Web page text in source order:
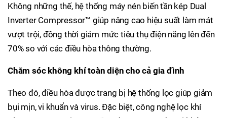
Không những thế, hệ thống máy nén biến tần kép Dual
Inverter Compressor™ giúp nâng cao hiệu suất làm mát
vượt trội, đồng thời giảm mức tiêu thụ điện năng lên đến
70% so với các điều hòa thông thường.
Chăm sóc không khí toàn diện cho cả gia đình
Theo đó, điều hòa được trang bị hệ thống lọc giúp giảm
bụi mịn, vi khuẩn và virus. Đặc biệt, công nghệ lọc khí